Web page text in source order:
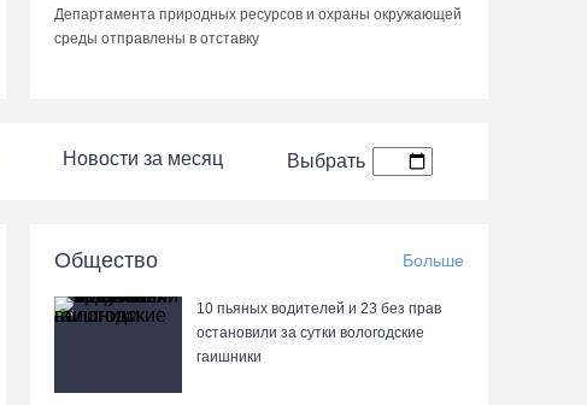
Департамента природных ресурсов и охраны окружающей
среды отправлены в отставку
Новости за месяц Выбрать
Общество Больше
10 пьяных водителей и 23 без прав
остановили за сутки вологодские
гаишники